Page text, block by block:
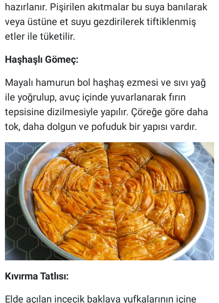
hazırlanır. Pişirilen akıtmalar bu suya banılarak
veya üstüne et suyu gezdirilerek tiftiklenmiş
etler ile tüketilir.
Haşhaşlı Gömeç:
Mayalı hamurun bol haşhaş ezmesi ve sıvı yağ
ile yoğrulup, avuç içinde yuvarlanarak fırın
tepsisine dizilmesiyle yapılır. Çöreğe göre daha
tok, daha dolgun ve pofuduk bir yapısı vardır.
Kıvırma Tatlısı:
Elde açılan incecik baklava yufkalarının içine